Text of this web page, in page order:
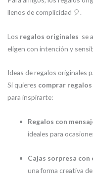
llenos de complicidad 🎈.
Los regalos originales se
eligen con intención y
Ideas de regalos originales
Si quieres comprar
para inspirarte:
Regalos con
ideales para
Cajas sorpresa
una forma creativa